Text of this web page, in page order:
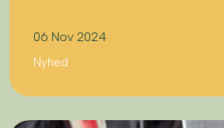
06 Nov 2024
Nyhed